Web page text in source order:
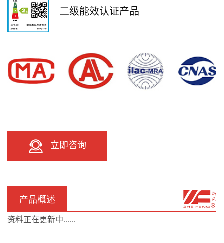
二级能效认证产品
立即咨询
产品概述
资料正在更新中......